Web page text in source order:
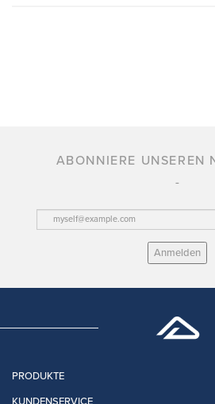
ABONNIERE UNSEREN
Anmelden
PRODUKTE